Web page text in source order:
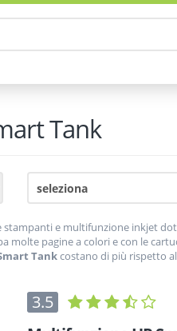
Tank
e multifunzione inkjet
molte pagine a colori e con le
Tankcostano di più rispetto
soltanto stampanti
3.5